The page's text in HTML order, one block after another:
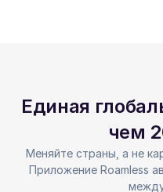
Единая
чем
Меняйте страны, а не
Приложение Roamless